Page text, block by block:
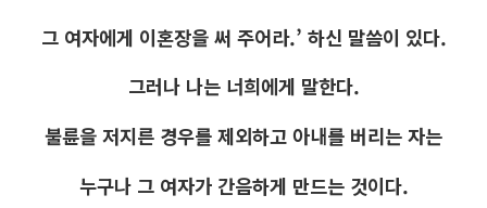
그 여자에게 이혼장을 써 주어라.’ 하신 말씀이 있다.
그러나 나는 너희에게 말한다.
불륜을 저지른 경우를 제외하고 아내를 버리는 자는
누구나 그 여자가 간음하게 만드는 것이다.